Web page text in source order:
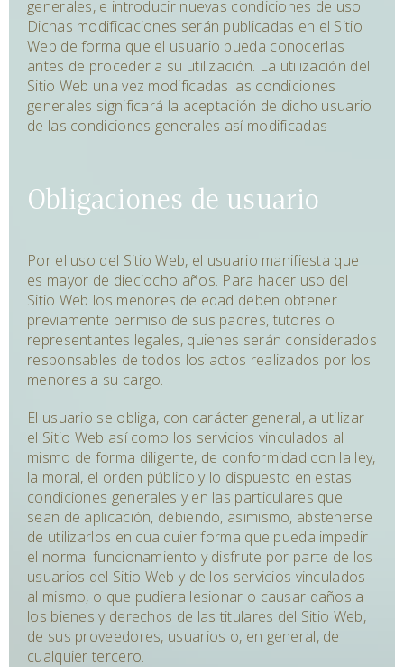
generales, e introducir nuevas condiciones de uso.
Dichas modificaciones serán publicadas en el Sitio
Web de forma que el usuario pueda conocerlas
antes de proceder a su utilización. La utilización del
Sitio Web una vez modificadas las condiciones
generales significará la aceptación de dicho usuario
de las condiciones generales así modificadas
Obligaciones de usuario
Por el uso del Sitio Web, el usuario manifiesta que
es mayor de dieciocho años. Para hacer uso del
Sitio Web los menores de edad deben obtener
previamente permiso de sus padres, tutores o
representantes legales, quienes serán considerados
responsables de todos los actos realizados por los
menores a su cargo.
El usuario se obliga, con carácter general, a utilizar
el Sitio Web así como los servicios vinculados al
mismo de forma diligente, de conformidad con la ley,
la moral, el orden público y lo dispuesto en estas
condiciones generales y en las particulares que
sean de aplicación, debiendo, asimismo, abstenerse
de utilizarlos en cualquier forma que pueda impedir
el normal funcionamiento y disfrute por parte de los
usuarios del Sitio Web y de los servicios vinculados
al mismo, o que pudiera lesionar o causar daños a
los bienes y derechos de las titulares del Sitio Web,
de sus proveedores, usuarios o, en general, de
cualquier tercero.